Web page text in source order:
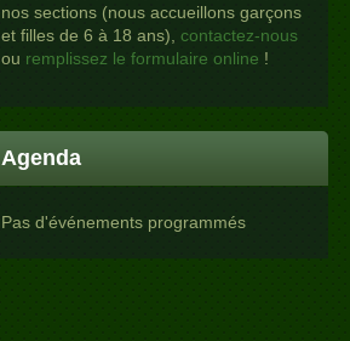
nos sections (nous accueillons garçons
et filles de 6 à 18 ans), contactez-nous
ou remplissez le formulaire online !
Agenda
Pas d'événements programmés